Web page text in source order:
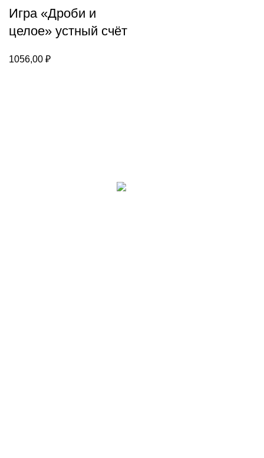
Игра «Дроби и
целое» устный счёт
1056,00 ₽